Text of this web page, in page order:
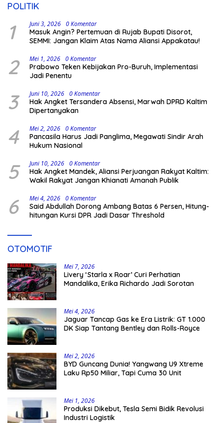
POLITIK
1 Juni 3, 2026 0 Komentar
Masuk Angin? Pertemuan di Rujab Bupati Disorot,
SEMMI: Jangan Klaim Atas Nama Aliansi Appakatau!
2 Mei 1, 2026 0 Komentar
Prabowo Teken Kebijakan Pro-Buruh, Implementasi
Jadi Penentu
3 Juni 10, 2026 0 Komentar
Hak Angket Tersandera Absensi, Marwah DPRD Kaltim
Dipertanyakan
4 Mei 2, 2026 0 Komentar
Pancasila Harus Jadi Panglima, Megawati Sindir Arah
Hukum Nasional
5 Juni 10, 2026 0 Komentar
Hak Angket Mandek, Aliansi Perjuangan Rakyat Kaltim:
Wakil Rakyat Jangan Khianati Amanah Publik
6 Mei 4, 2026 0 Komentar
Said Abdullah Dorong Ambang Batas 6 Persen, Hitung-
hitungan Kursi DPR Jadi Dasar Threshold
OTOMOTIF
Mei 7, 2026
Livery ‘Starla x Roar’ Curi Perhatian
Mandalika, Erika Richardo Jadi Sorotan
Mei 4, 2026
Jaguar Tancap Gas ke Era Listrik: GT 1.000
DK Siap Tantang Bentley dan Rolls-Royce
Mei 2, 2026
BYD Guncang Dunia! Yangwang U9 Xtreme
Laku Rp50 Miliar, Tapi Cuma 30 Unit
Mei 1, 2026
Produksi Dikebut, Tesla Semi Bidik Revolusi
Industri Logistik